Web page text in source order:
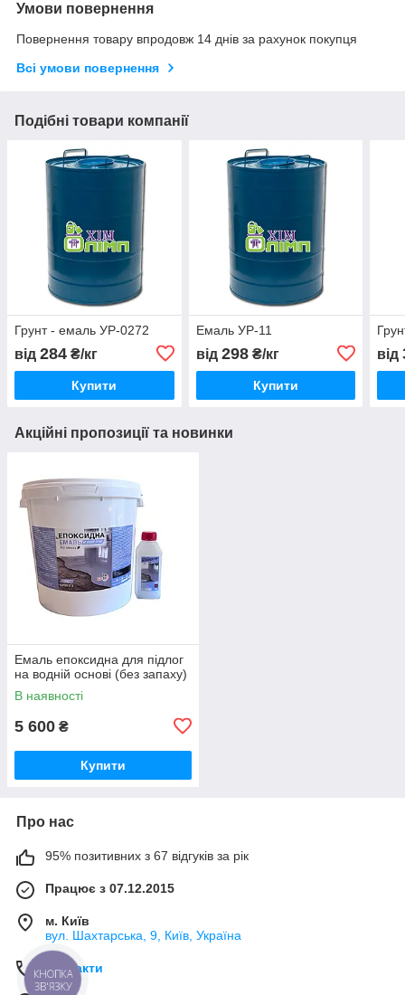
Умови повернення
Повернення товару впродовж 14 днів за рахунок покупця
Всі умови повернення
Подібні товари компанії
Грунт - емаль УР-0272
від 284 ₴/кг
Купити
Емаль УР-11
від 298₴/кг
Купити
від
Акційні пропозиції та новинки
Емаль епоксидна для підлог
на водній основі (без запаху)
В наявності
5 600 ₴
Купити
Про нас
95% позитивних з 67 відгуків за рік
Працює з 07.12.2015
м. Київ
вул. Шахтарська, 9, Київ, Україна
Контакти
КНОПКА
ЗВ'ЯЗКУ